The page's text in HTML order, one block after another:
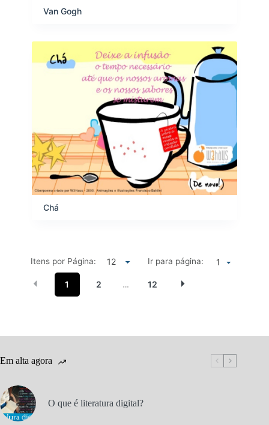
Van Gogh
Chá
Itens por Página: Ir para página: 1
1 2 … 12
Em alta agora
O que é literatura digital?